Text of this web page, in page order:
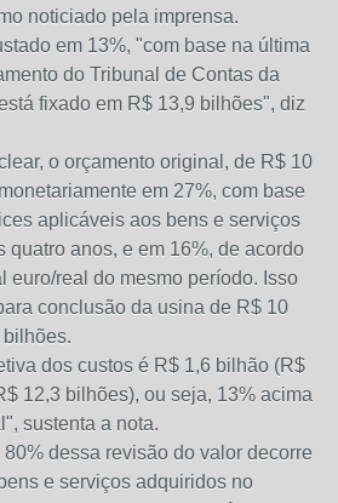
noticiado pela imprensa.
em 13%, "com base na última
do Tribunal de Contas da
fixado em R$ 13,9 bilhões", diz
o orçamento original, de R$ 10
em 27%, com base
aplicáveis aos bens e serviços
quatro anos, e em 16%, de acordo
euro/real do mesmo período. Isso
conclusão da usina de R$ 10
dos custos é R$ 1,6 bilhão (R$
12,3 bilhões), ou seja, 13% acima
sustenta a nota.
dessa revisão do valor decorre
e serviços adquiridos no